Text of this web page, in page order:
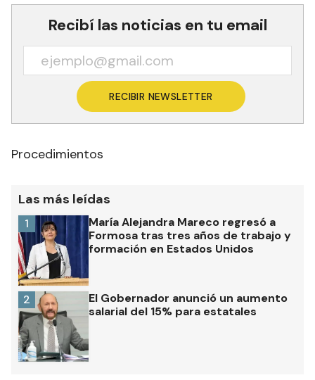
Recibí las noticias en tu email
RECIBIR NEWSLETTER
Procedimientos
Las más leídas
María Alejandra Mareco regresó a
Formosa tras tres años de trabajo y
formación en Estados Unidos
1
El Gobernador anunció un aumento
salarial del 15% para estatales
2